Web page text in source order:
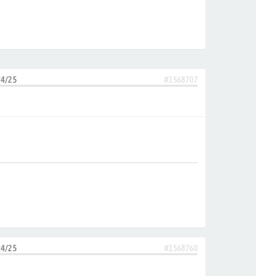
25 #1568707
25 #1568760